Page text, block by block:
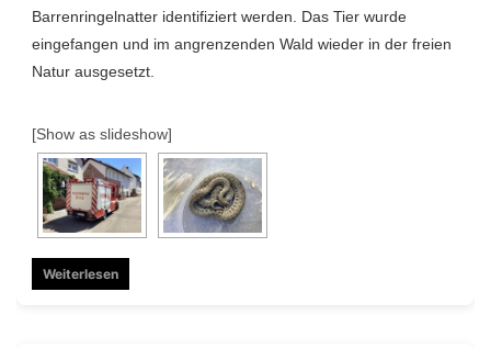
Barrenringelnatter identifiziert werden. Das Tier wurde
eingefangen und im angrenzenden Wald wieder in der freien
Natur ausgesetzt.
[Show as slideshow]
Weiterlesen